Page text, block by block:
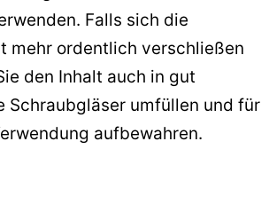
Falls sich die
mehr ordentlich verschließen
den Inhalt auch in gut
Schraubgläser umfüllen und für
aufbewahren.